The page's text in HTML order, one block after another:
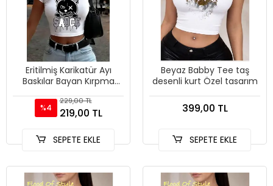
Eritilmiş Karikatür Ayı
Baskılar Bayan Kırpma
Uydurma İnce Tişörtler
Yüks
%4
229,00 TL
219,00 TL
SEPETE EKLE
Beyaz Babby Tee taş
desenli kurt Özel tasarım
399,00 TL
SEPETE EKLE